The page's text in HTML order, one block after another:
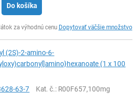
Do košíka
za výhodnú cenu Dopytovať väčšie množstvo
(2S)-2-amino-6-
(1 x 100
63-7 Kat. č.: R00F657,100mg